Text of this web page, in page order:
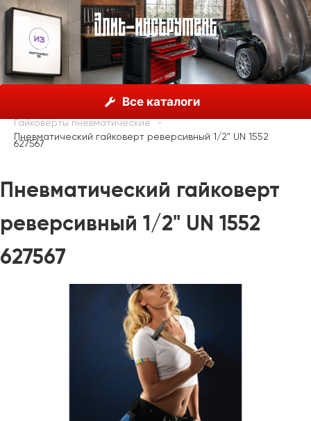
Все каталоги
Unior, Словения
Пневматические инструменты
Гайковёрты пневматические
Пневматический гайковерт реверсивный 1/2" UN 1552
627567
Пневматический гайковерт
реверсивный 1/2" UN 1552
627567